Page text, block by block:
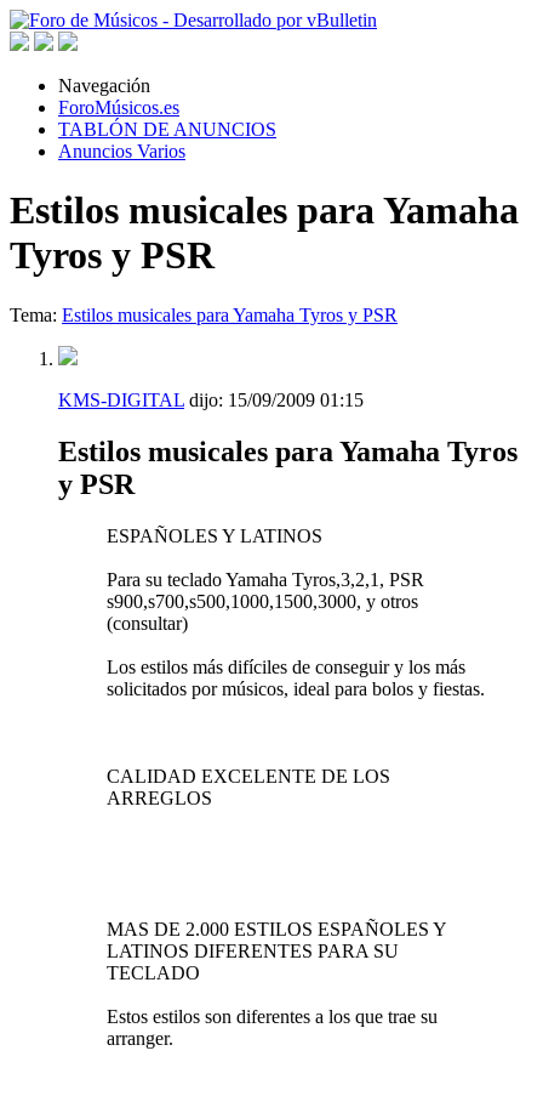
Navegación
ForoMúsicos.es
TABLÓN DE ANUNCIOS
Anuncios Varios
Estilos musicales para Yamaha
Tyros y PSR
Tema: Estilos musicales para Yamaha Tyros y PSR
KMS-DIGITAL dijo: 15/09/2009 01:15
Estilos musicales para Yamaha Tyros
y PSR
ESPAÑOLES Y LATINOS
Para su teclado Yamaha Tyros,3,2,1, PSR
s900,s700,s500,1000,1500,3000, y otros
(consultar)
Los estilos más difíciles de conseguir y los más
solicitados por músicos, ideal para bolos y fiestas.
CALIDAD EXCELENTE DE LOS
ARREGLOS
MAS DE 2.000 ESTILOS ESPAÑOLES Y
LATINOS DIFERENTES PARA SU
TECLADO
Estos estilos son diferentes a los que trae su
arranger.